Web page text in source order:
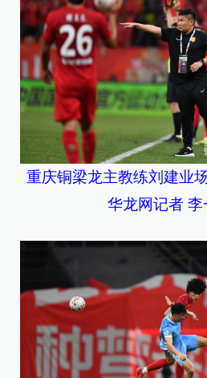
重庆铜梁龙主教练刘建业
华龙网记者 李